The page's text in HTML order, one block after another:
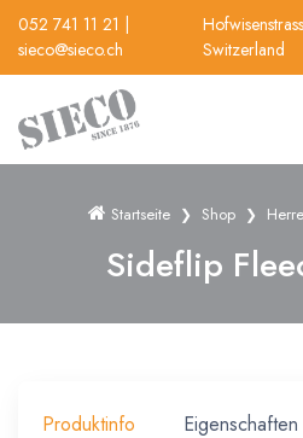
052 741 11 21
sieco@sieco.ch
Switzerland
Startseite Shop
Sideflip
Produktinfo Eigenschaften